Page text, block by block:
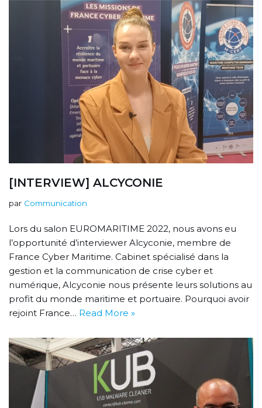
[INTERVIEW] ALCYCONIE
par Communication
Lors du salon EUROMARITIME 2022, nous avons eu
l’opportunité d’interviewer Alcyconie, membre de
France Cyber Maritime. Cabinet spécialisé dans la
gestion et la communication de crise cyber et
numérique, Alcyconie nous présente leurs solutions au
profit du monde maritime et portuaire. Pourquoi avoir
rejoint France… Read More »